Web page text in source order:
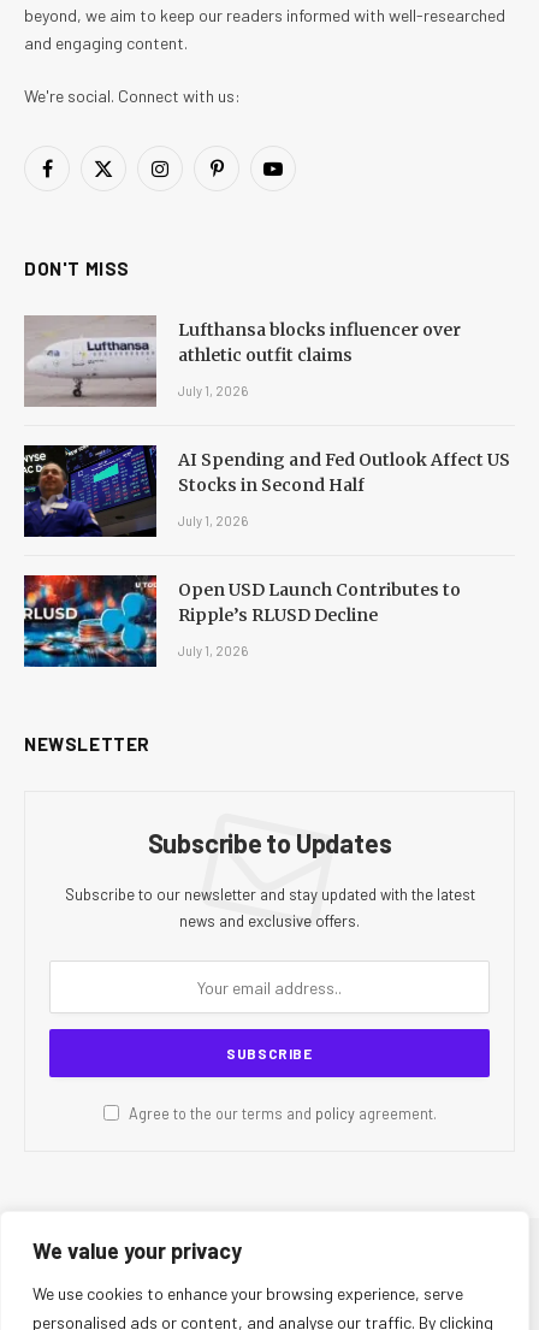
We value your privacy
We use cookies to enhance your browsing experience, serve
personalised ads or content, and analyse our traffic. By clicking
beyond, we aim to keep our readers informed with well-researched
and engaging content.
We're social. Connect with us:
Facebook
X
InstagramPinterestYouTube
DON'T MISS
Lufthansa blocks influencer over
athletic outfit claims
July 1, 2026
AI Spending and Fed Outlook Affect US
Stocks in Second Half
July 1, 2026
Open USD Launch Contributes to
Ripple’s RLUSD Decline
July 1, 2026
NEWSLETTER
Subscribe to Updates
Subscribe to our newsletter and stay updated with the latest
news and exclusive offers.
Agree to the our terms and policyagreement.